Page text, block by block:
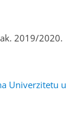
ak. 2019/2020.
Univerzitetu u